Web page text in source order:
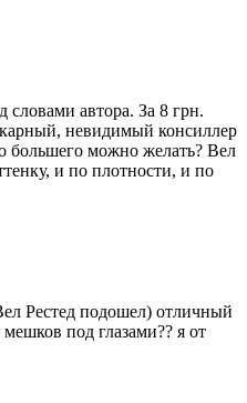
автора. За 8 грн.
невидимый консиллер
большего можно желать? Вел
и по плотности, и по
Рестед подошел) отличный
под глазами?? я от